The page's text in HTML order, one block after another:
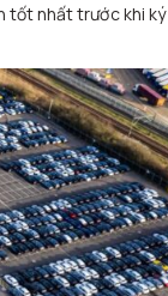
tốt nhất trước khi ký